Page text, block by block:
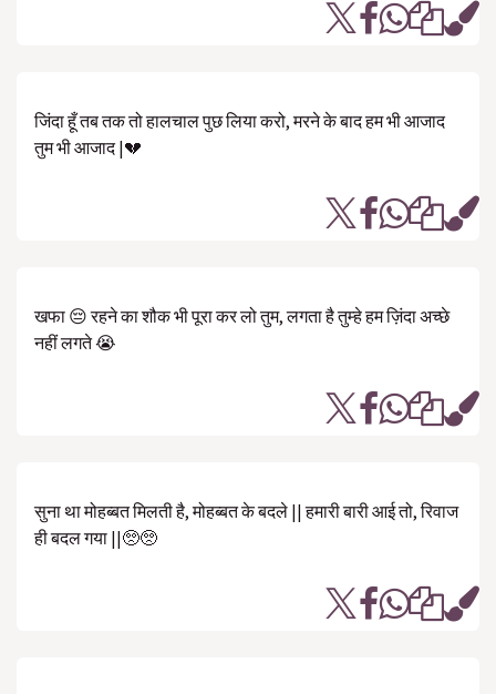
जिंदा हूँ तब तक तो हालचाल पुछ लिया करो, मरने के बाद हम भी आजाद
तुम भी आजाद |💔
खफा 😔 रहने का शौक भी पूरा कर लो तुम, लगता है तुम्हे हम ज़िंदा अच्छे
नहीं लगते 😭
सुना था मोहब्बत मिलती है, मोहब्बत के बदले || हमारी बारी आई तो, रिवाज
ही बदल गया ||🥺🥺